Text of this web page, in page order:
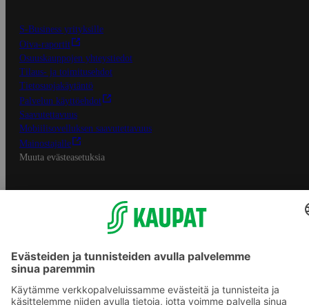
S-Business yrityksille
Oiva-raportit
Osuuskauppojen yhteystiedot
Tilaus- ja toimitusehdot
Tietosuojakäytäntö
Palvelun käyttöehdot
Saavutettavuus
Mobiilisovelluksen saavutettavuus
Mainostajalle
Muuta evästeasetuksia
S-ryhmän palvelut
S-ryhmä
Asiakasomistajuus
S-ostoslista -sovellus